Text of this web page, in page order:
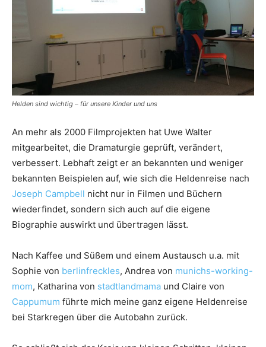
Helden sind wichtig – für unsere Kinder und uns
An mehr als 2000 Filmprojekten hat Uwe Walter
mitgearbeitet, die Dramaturgie geprüft, verändert,
verbessert. Lebhaft zeigt er an bekannten und weniger
bekannten Beispielen auf, wie sich die Heldenreise nach
Joseph Campbell nicht nur in Filmen und Büchern
wiederfindet, sondern sich auch auf die eigene
Biographie auswirkt und übertragen lässt.
Nach Kaffee und Süßem und einem Austausch u.a. mit
Sophie von berlinfreckles, Andrea von munichs-working-
mom, Katharina von stadtlandmama und Claire von
Cappumum führte mich meine ganz eigene Heldenreise
bei Starkregen über die Autobahn zurück.